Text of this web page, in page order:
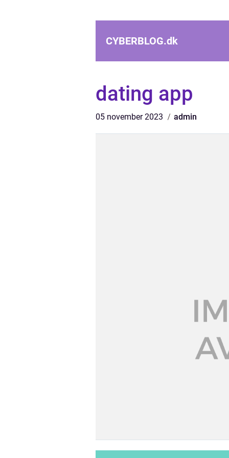
CYBERBLOG.dk
dating app
05 november 2023 admin